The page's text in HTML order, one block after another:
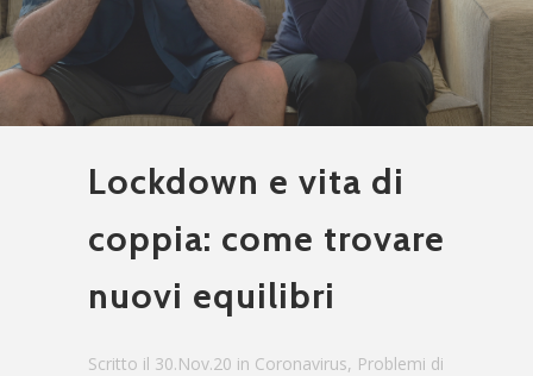
Lockdown e vita di
coppia: come trovare
nuovi equilibri
Scritto il 30.Nov.20 in Coronavirus, Problemi di